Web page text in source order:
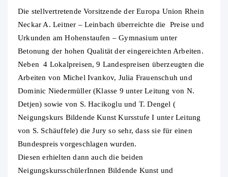
Die stellvertretende Vorsitzende der Europa Union Rhein
Neckar A. Leitner – Leinbach überreichte die Preise und
Urkunden am Hohenstaufen – Gymnasium unter
Betonung der hohen Qualität der eingereichten Arbeiten.
Neben 4 Lokalpreisen, 9 Landespreisen überzeugten die
Arbeiten von Michel Ivankov, Julia Frauenschuh und
Dominic Niedermüller (Klasse 9 unter Leitung von N.
Detjen) sowie von S. Hacikoglu und T. Dengel (
Neigungskurs Bildende Kunst Kursstufe I unter Leitung
von S. Schäuffele) die Jury so sehr, dass sie für einen
Bundespreis vorgeschlagen wurden.
Diesen erhielten dann auch die beiden
NeigungskursschülerInnen Bildende Kunst und